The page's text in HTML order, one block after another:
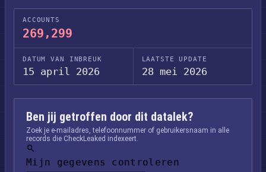
ACCOUNTS
269,299
DATUM VAN INBREUK
15 april 2026
LAATSTE UPDATE
28 mei 2026
Ben jij getroffen door dit datalek?
Zoek je e-mailadres, telefoonnummer of gebruikersnaam in alle
records die CheckLeaked indexeert.
Mijn gegevens controleren